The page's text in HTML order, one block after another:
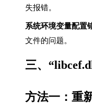
失报错。
系统环境变量配置
文件的问题。
三、
方法一：重